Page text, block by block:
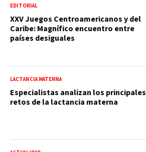
EDITORIAL
XXV Juegos Centroamericanos y del
Caribe: Magnífico encuentro entre
países desiguales
LACTANCIA MATERNA
Especialistas analizan los principales
retos de la lactancia materna